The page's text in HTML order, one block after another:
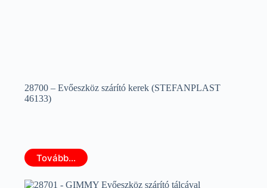
28700 – Evőeszköz szárító kerek (STEFANPLAST
46133)
Tovább...